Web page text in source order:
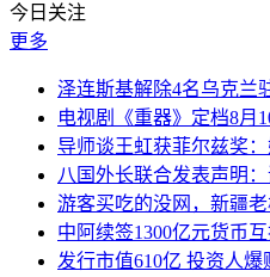
今日关注
更多
泽连斯基解除4名乌克兰
电视剧《重器》定档8月
导师谈王虹获菲尔兹奖
八国外长联合发表声明
游客买吃的没网，新疆
中阿续签1300亿元货币
发行市值610亿 投资人爆